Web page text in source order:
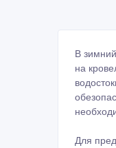
В
на
Для